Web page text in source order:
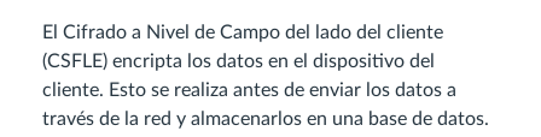
El Cifrado a Nivel de Campo del lado del cliente
(CSFLE) encripta los datos en el dispositivo del
cliente. Esto se realiza antes de enviar los datos a
través de la red y almacenarlos en una base de datos.